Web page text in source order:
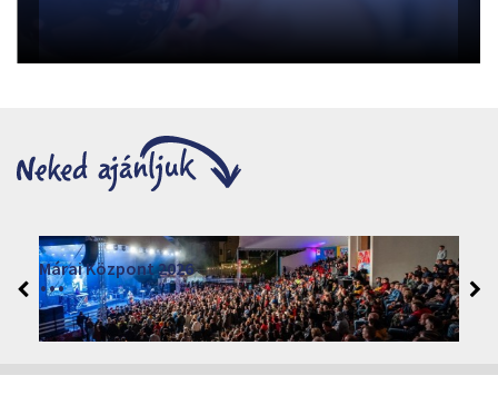
Márai Központ 2026
2026. június 19. - 2026. augusztus 28.
Márai Központ, Eger 3300, Szépasszony-völgy 35.